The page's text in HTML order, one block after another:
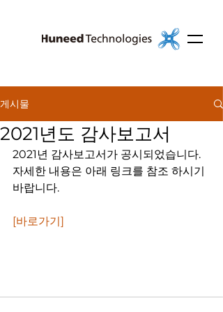
게시물
2021년도 감사보고서
2021년 감사보고서가 공시되었습니다.
자세한 내용은 아래 링크를 참조 하시기
바랍니다.
[바로가기]